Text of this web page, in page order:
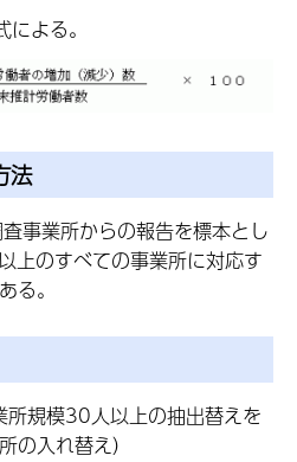
よる。
法
事業所からの報告を標本とし
上のすべての事業所に対応す
る。
規模30人以上の抽出替えを
の入れ替え）